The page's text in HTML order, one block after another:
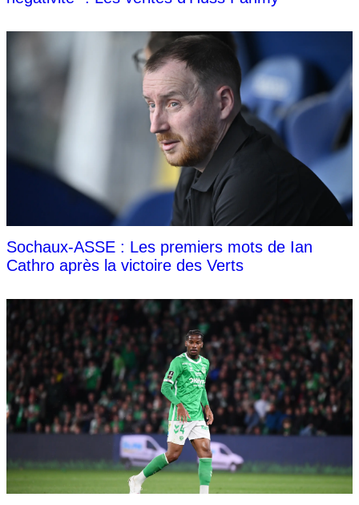
Sochaux-ASSE : Les premiers mots de Ian
Cathro après la victoire des Verts